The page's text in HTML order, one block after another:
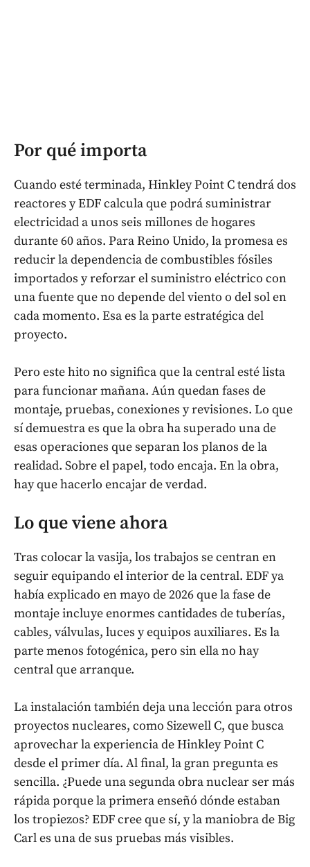
Por qué importa
Cuando esté terminada, Hinkley Point C tendrá dos
reactores y EDF calcula que podrá suministrar
electricidad a unos seis millones de hogares
durante 60 años. Para Reino Unido, la promesa es
reducir la dependencia de combustibles fósiles
importados y reforzar el suministro eléctrico con
una fuente que no depende del viento o del sol en
cada momento. Esa es la parte estratégica del
proyecto.
Pero este hito no significa que la central esté lista
para funcionar mañana. Aún quedan fases de
montaje, pruebas, conexiones y revisiones. Lo que
sí demuestra es que la obra ha superado una de
esas operaciones que separan los planos de la
realidad. Sobre el papel, todo encaja. En la obra,
hay que hacerlo encajar de verdad.
Lo que viene ahora
Tras colocar la vasija, los trabajos se centran en
seguir equipando el interior de la central. EDF ya
había explicado en mayo de 2026 que la fase de
montaje incluye enormes cantidades de tuberías,
cables, válvulas, luces y equipos auxiliares. Es la
parte menos fotogénica, pero sin ella no hay
central que arranque.
La instalación también deja una lección para otros
proyectos nucleares, como Sizewell C, que busca
aprovechar la experiencia de Hinkley Point C
desde el primer día. Al final, la gran pregunta es
sencilla. ¿Puede una segunda obra nuclear ser más
rápida porque la primera enseñó dónde estaban
los tropiezos? EDF cree que sí, y la maniobra de Big
Carl es una de sus pruebas más visibles.